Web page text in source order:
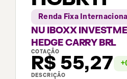
Renda Fixa Internacional
NU IBOXX
HEDGE CARRY BRL
COTAÇÃO
R$ 55,27 +
DESCRIÇÃO